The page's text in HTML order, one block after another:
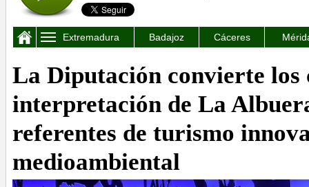
Extremadura Badajoz Cáceres
La Diputación convierte los
interpretación de La
referentes de turismo
medioambiental